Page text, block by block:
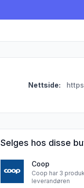
Nettside:
Selges hos disse
Coop
Coop har 3
leverandøren